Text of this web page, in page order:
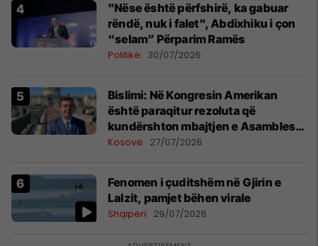
"Nëse është përfshirë, ka gabuar
rëndë, nuk i falet", Abdixhiku i çon
“selam” Përparim Ramës
Politikë 30/07/2026
Bislimi: Në Kongresin Amerikan
është paraqitur rezoluta që
kundërshton mbajtjen e Asamblesë
Parlamentare të OSBE-së në
Kosovë 27/07/2026
Fenomen i çuditshëm në Gjirin e
Lalzit, pamjet bëhen virale
Shqipëri 29/07/2026